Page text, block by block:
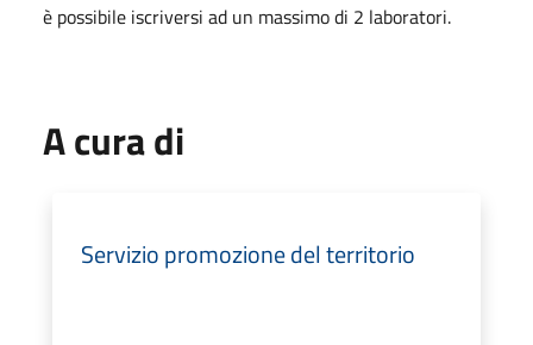
è possibile iscriversi ad un massimo di 2 laboratori.
A cura di
Servizio promozione del territorio